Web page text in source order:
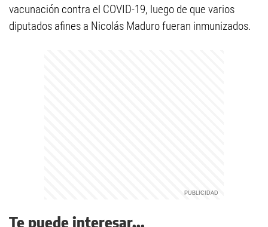
vacunación contra el COVID-19, luego de que varios
diputados afines a Nicolás Maduro fueran inmunizados.
Te puede interesar...